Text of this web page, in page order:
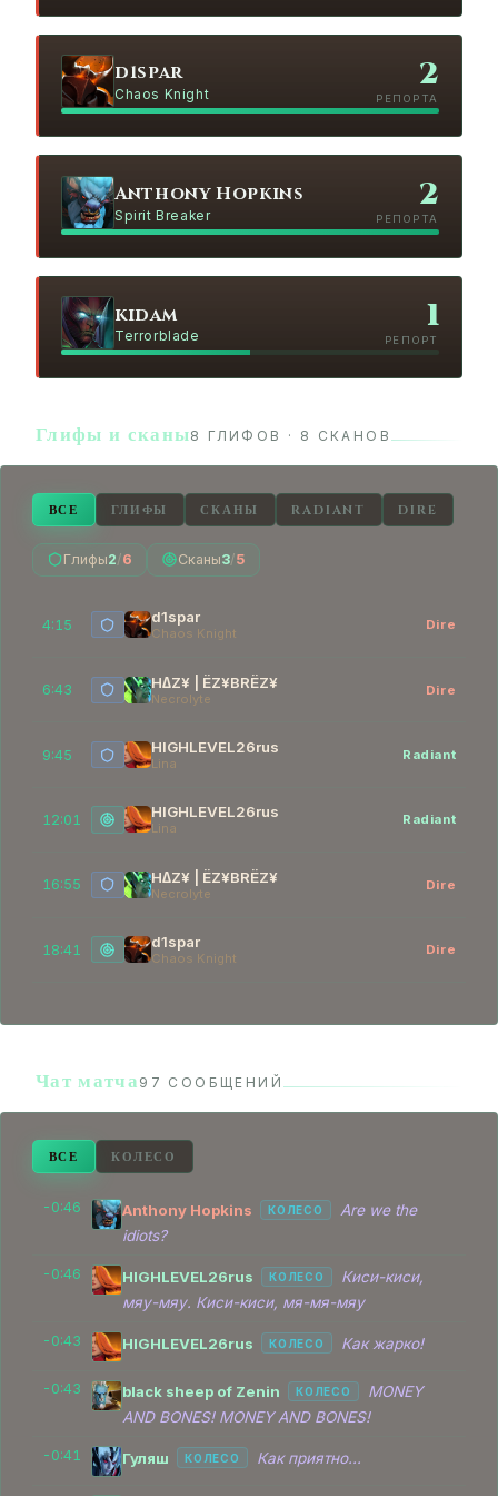
d1spar
Chaos Knight
2
РЕПОРТА
Anthony Hopkins
Spirit Breaker
2
РЕПОРТА
kidam
Terrorblade
1
РЕПОРТ
Глифы и сканы8 ГЛИФОВ · 8 СКАНОВ
ВСЕ ГЛИФЫ СКАНЫ RADIANT DIRE
Глифы2/6 Сканы3/5
4:15 d1spar
Chaos Knight
Dire
6:43 H∆Z¥ | ЁZ¥BRЁZ¥
Necrolyte
Dire
9:45 HIGHLEVEL26rus
Lina
Radiant
12:01 HIGHLEVEL26rus
Lina
Radiant
16:55 H∆Z¥ | ЁZ¥BRЁZ¥
Necrolyte
Dire
18:41 d1spar
Chaos Knight
Dire
Spirit Breaker
24:22 H∆Z¥ | ЁZ¥BRЁZ¥
Necrolyte
26:38 HIGHLEVEL26rus
Lina
27:19 kidam
Terrorblade
27:44 H∆Z¥ | ЁZ¥BRЁZ¥
Necrolyte
32:15 H∆Z¥ | ЁZ¥BRЁZ¥
Necrolyte
HIGHLEVEL26rus
Lina
d1spar
Чат матча 97 СООБЩЕНИЙ
ВСЕ КОЛЕСО
-0:46 Anthony Hopkins КОЛЕСО
Are we the
idiots?
-0:46 HIGHLEVEL26rus КОЛЕСО
Киси-киси,
мяу-мяу. Киси-киси, мя-мя-мяу
-0:43 HIGHLEVEL26rus КОЛЕСО Как жарко!
-0:43 black sheep of Zenin КОЛЕСО
MONEY
AND BONES! MONEY AND BONES!
-0:41 Гуляш КОЛЕСО Как приятно...